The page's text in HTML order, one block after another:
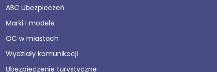
ABC Ubezpieczeń
Marki i modele
OC w miastach
Wydziały komunikacji
Ubezpieczenie turystyczne